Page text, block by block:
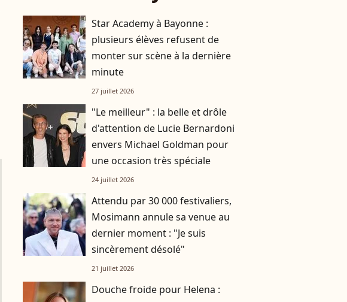
Star Academy à Bayonne :
plusieurs élèves refusent de
monter sur scène à la dernière
minute
27 juillet 2026
"Le meilleur" : la belle et drôle
d'attention de Lucie Bernardoni
envers Michael Goldman pour
une occasion très spéciale
24 juillet 2026
Attendu par 30 000 festivaliers,
Mosimann annule sa venue au
dernier moment : "Je suis
sincèrement désolé"
21 juillet 2026
Douche froide pour Helena :